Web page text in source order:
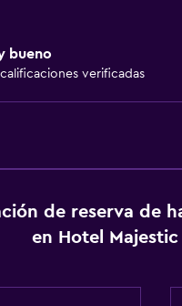
bueno
calificaciones verificadas
de reserva de
en Hotel Majestic